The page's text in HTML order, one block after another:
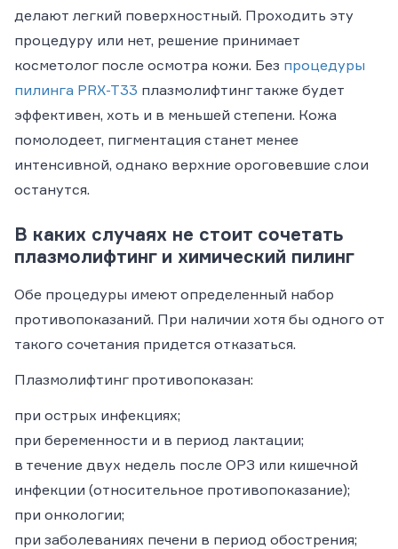
делают легкий поверхностный. Проходить эту
процедуру или нет, решение принимает
косметолог после осмотра кожи. Без процедуры
пилинга PRX-T33 плазмолифтинг также будет
эффективен, хоть и в меньшей степени. Кожа
помолодеет, пигментация станет менее
интенсивной, однако верхние ороговевшие слои
останутся.
В каких случаях не стоит сочетать
плазмолифтинг и химический пилинг
Обе процедуры имеют определенный набор
противопоказаний. При наличии хотя бы одного от
такого сочетания придется отказаться.
Плазмолифтинг противопоказан:
при острых инфекциях;
при беременности и в период лактации;
в течение двух недель после ОРЗ или кишечной
инфекции (относительное противопоказание);
при онкологии;
при заболеваниях печени в период обострения;